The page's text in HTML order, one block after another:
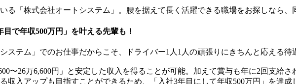
る「株式会社オートシステム」。腰を据えて長く活躍できる職場をお探しなら、
で年収500万円」を叶える先輩も！
ステム」でのお仕事だからこそ、ドライバー1人1人の頑張りにきちんと応える待
〜26万6,600円」と安定した収入を得ることが可能。加えて賞与も年に2回支給
収入アップも目指すことができるため、「入社3年目にして年収500万円」を達成